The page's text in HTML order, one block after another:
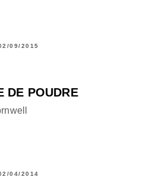
09/2015
DE POUDRE
04/2014